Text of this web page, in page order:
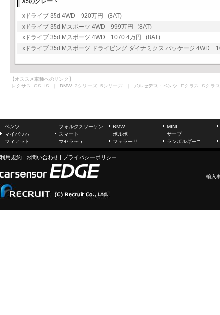
X5のグレード
xドライブ 35d 4WD 920万円 (8AT)
xドライブ 35d Mスポーツ 4WD 999万円 (8AT)
xドライブ 35d Mスポーツ 4WD 1070.4万円 (8AT)
xドライブ 35d Mスポーツ ドライビング ダイナミクス パッケージ 4WD
【オススメ車種へのリンク】
レクサス GS IS ｜ BMW 3シリーズ 5シリーズ ｜ メルセデス・ベンツ Eクラス Sクラス
ベンツ フォルクスワーゲン BMW
MINI
マイバッハ
スマート ボルボ
サーブ
フィアット
マセラティ フェラーリ ランボルギーニ
利用規約 | お問い合わせ | プライバシーポリシー
輸入